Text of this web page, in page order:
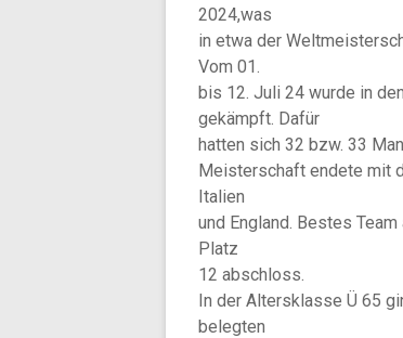
2024,was
in etwa der
Vom 01.
bis 12. Juli 24 wurde in
gekämpft. Dafür
hatten sich 32 bzw. 33
Meisterschaft endete mit
Italien
und England. Bestes
Platz
12 abschloss.
In der Altersklasse Ü 65
belegten